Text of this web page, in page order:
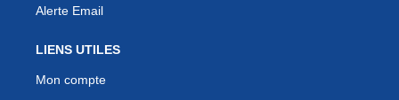
Alerte Email
LIENS UTILES
Mon compte